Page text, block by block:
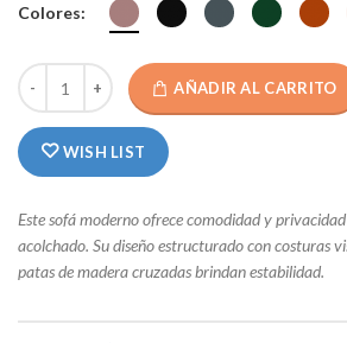
Colores:
AÑADIR AL CARRITO
WISH LIST
Este sofá moderno ofrece comodidad y
acolchado. Su diseño estructurado con costuras
patas de madera cruzadas brindan estabilidad.